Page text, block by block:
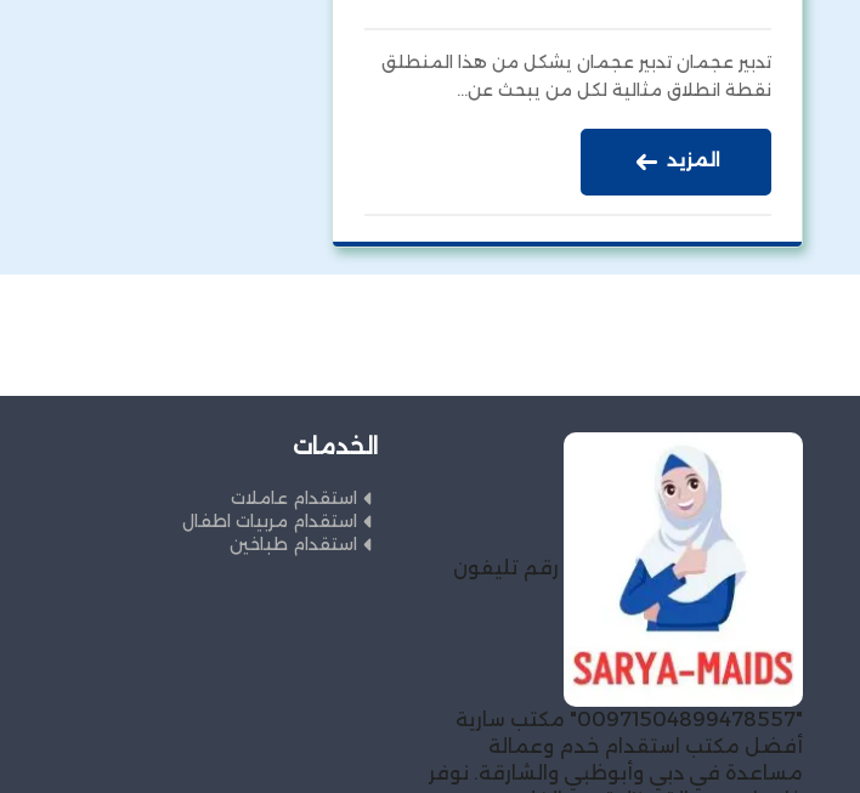
تدبير عجمان تدبير عجمان يشكل من هذا المنطلق
نقطة انطلاق مثالية لكل من يبحث عن…
المزيد
رقم تليفون
"00971504899478557" مكتب سارية
أفضل مكتب استقدام خدم وعمالة
مساعدة في دبي وأبوظبي والشارقة. نوفر
الخدمات
استقدام عاملات
استقدام مربيات اطفال
استقدام طباخين